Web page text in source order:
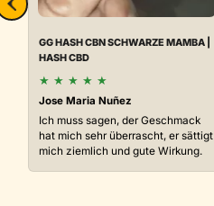
GG HASH CBN SCHWARZE MAMBA |
HASH CBD
★ ★ ★ ★ ★
Jose Maria Nuñez
Ich muss sagen, der Geschmack
hat mich sehr überrascht, er sättigt
mich ziemlich und gute Wirkung.